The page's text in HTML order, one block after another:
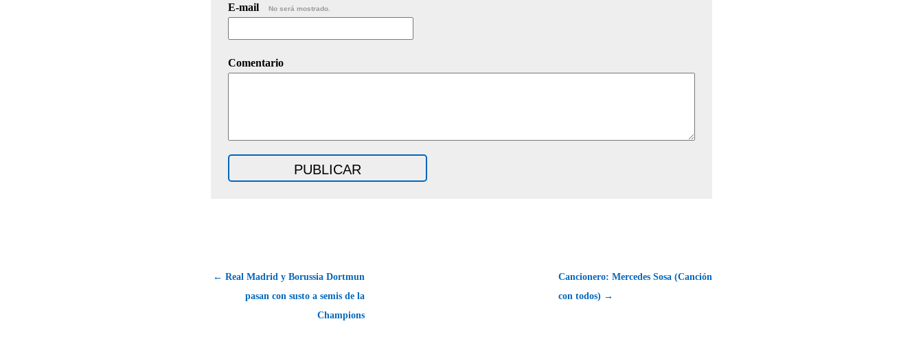
E-mail No será mostrado.
Comentario
← Real Madrid y Borussia Dortmun
pasan con susto a semis de la
Champions
Cancionero: Mercedes Sosa (Canción
con todos) →